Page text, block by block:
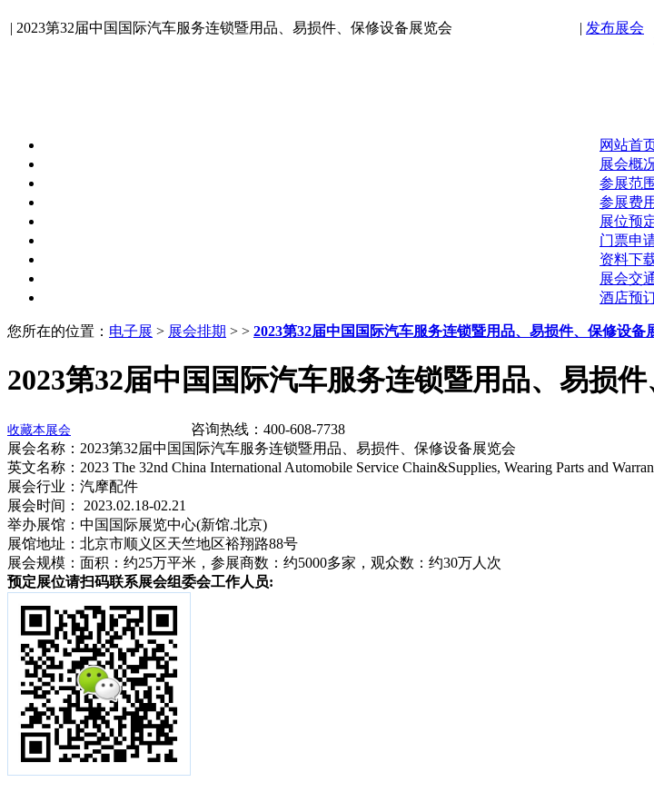
| 2023第32届中国国际汽车服务连锁暨用品、易损件、保修设备展览会 | 发布展会
网站首
展会概
参展范围
参展费用
展位预
门票申
资料下
展会交
酒店预
您所在的位置 ： 电子展 > 展会排期 > > 2023第32届中国国际汽车服务连锁暨用品、易损件、保修设备
2023第32届中国国际汽车服务连锁暨用品、易损
收藏本展会 咨询热线：400-608-7738
展会名称：2023第32届中国国际汽车服务连锁暨用品、易损件、保修设备展览会
英文名称：2023 The 32nd China International Automobile Service Chain&Supplies, Wearing Parts and
展会行业：汽摩配件
展会时间： 2023.02.18-02.21
举办展馆：中国国际展览中心(新馆.北京)
展馆地址：北京市顺义区天竺地区裕翔路88号
展会规模：面积：约25万平米，参展商数：约5000多家，观众数：约30万人次
预定展位请扫码联系展会组委会工作人员: